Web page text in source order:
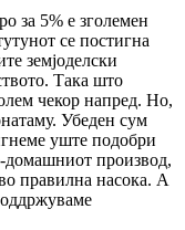
за 5% е зголемен
се постигна
земјоделски
Така што
чекор напред. Но,
Убеден сум
уште подобри
домашниот производ,
правилна насока. А